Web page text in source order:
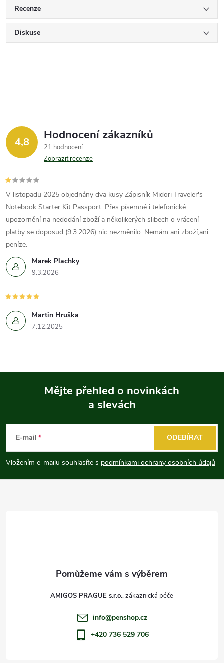
Recenze
Diskuse
4,8 Hodnocení zákazníků
21 hodnocení
Zobrazit recenze
Marek Plachky
9.3.2026
V listopadu 2025 objednány dva kusy Zápisník Midori Traveler's
Notebook Starter Kit Passport. Přes písemné i telefonické
upozornění na nedodání zboží a několikerých slibech o vrácení
platby se doposud (9.3.2026) nic nezměnilo. Nemám ani zboží,ani
peníze.
Martin Hruška
7.12.2025
p
a
Mějte přehled o novinkách
a slevách
E-mail
Vložením e-mailu souhlasíte s podmínkami ochrany osobních údajů
ODEBÍRAT
AMIGOS PRAGUE s.r.o.
info@penshop.cz
+420 736 529 706